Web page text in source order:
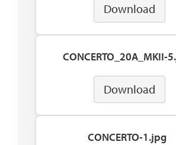
Download
CONCERTO_20A_MKII-
Download
CONCERTO-1.jpg